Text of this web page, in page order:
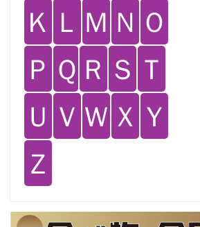
Ｋ Ｌ Ｍ Ｎ Ｏ
Ｐ Ｑ Ｒ Ｓ Ｔ
Ｕ Ｖ Ｗ Ｘ Ｙ
Ｚ